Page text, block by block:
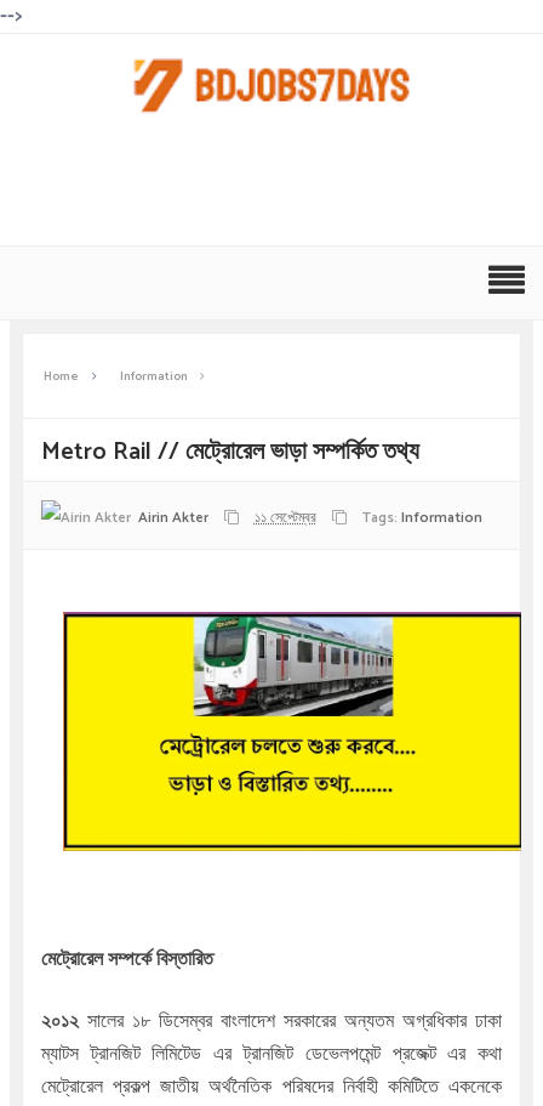
-->
Home Information
Metro Rail // মেট্রোরেল ভাড়া সম্পর্কিত তথ্য
Airin Akter ১১ সেপ্টেম্বর Tags: Information
মেট্রোরেল সম্পর্কে বিস্তারিত
২০১২ সালের ১৮ ডিসেম্বর বাংলাদেশ সরকারের অন্যতম অগ্রধিকার ঢাকা
ম্যাটস ট্রানজিট লিমিটেড এর ট্রানজিট ডেভেলপমেন্ট প্রজেক্ট এর কথা
মেট্রোরেল প্রকল্প জাতীয় অর্থনৈতিক পরিষদের নির্বাহী কমিটিতে একনেকে